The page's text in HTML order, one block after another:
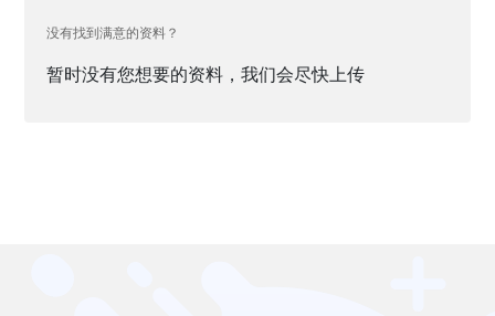
没有找到满意的资料？
暂时没有您想要的资料，我们会尽快上传